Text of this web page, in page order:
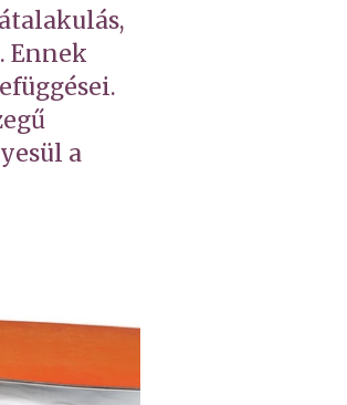
Ennek
a